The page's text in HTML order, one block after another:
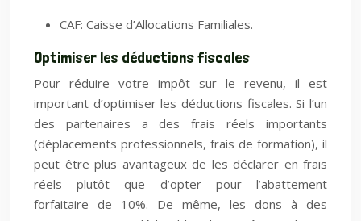
CAF: Caisse d’Allocations Familiales.
Optimiser les déductions fiscales
Pour réduire votre impôt sur le revenu, il est
important d’optimiser les déductions fiscales. Si l’un
des partenaires a des frais réels importants
(déplacements professionnels, frais de formation), il
peut être plus avantageux de les déclarer en frais
réels plutôt que d’opter pour l’abattement
forfaitaire de 10%. De même, les dons à des